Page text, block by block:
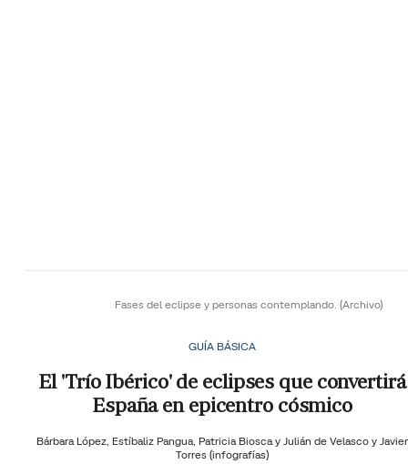
Fases del eclipse y personas contemplando. (Archivo)
GUÍA BÁSICA
El 'Trío Ibérico' de eclipses que convertirá
España en epicentro cósmico
Bárbara López, Estíbaliz Pangua, Patricia Biosca y Julián de Velasco y Javier
Torres (infografías)